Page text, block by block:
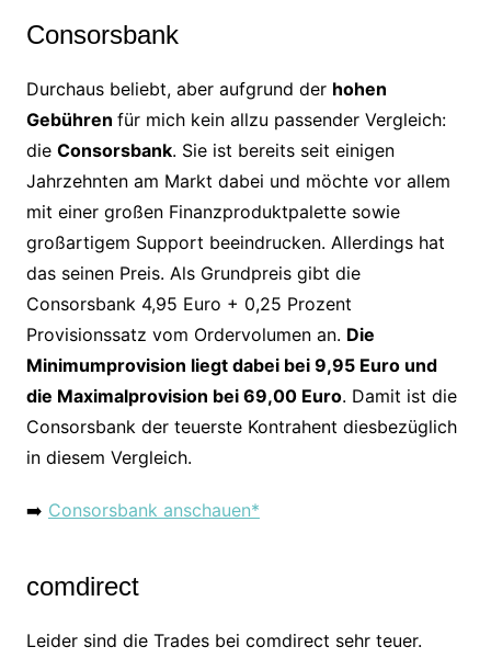
Consorsbank
Durchaus beliebt, aber aufgrund der hohen
Gebühren für mich kein allzu passender Vergleich:
die Consorsbank. Sie ist bereits seit einigen
Jahrzehnten am Markt dabei und möchte vor allem
mit einer großen Finanzproduktpalette sowie
großartigem Support beeindrucken. Allerdings hat
das seinen Preis. Als Grundpreis gibt die
Consorsbank 4,95 Euro + 0,25 Prozent
Provisionssatz vom Ordervolumen an. Die
Minimumprovision liegt dabei bei 9,95 Euro und
die Maximalprovision bei 69,00 Euro. Damit ist die
Consorsbank der teuerste Kontrahent diesbezüglich
in diesem Vergleich.
➡️ Consorsbank anschauen*
comdirect
Leider sind die Trades bei comdirect sehr teuer.